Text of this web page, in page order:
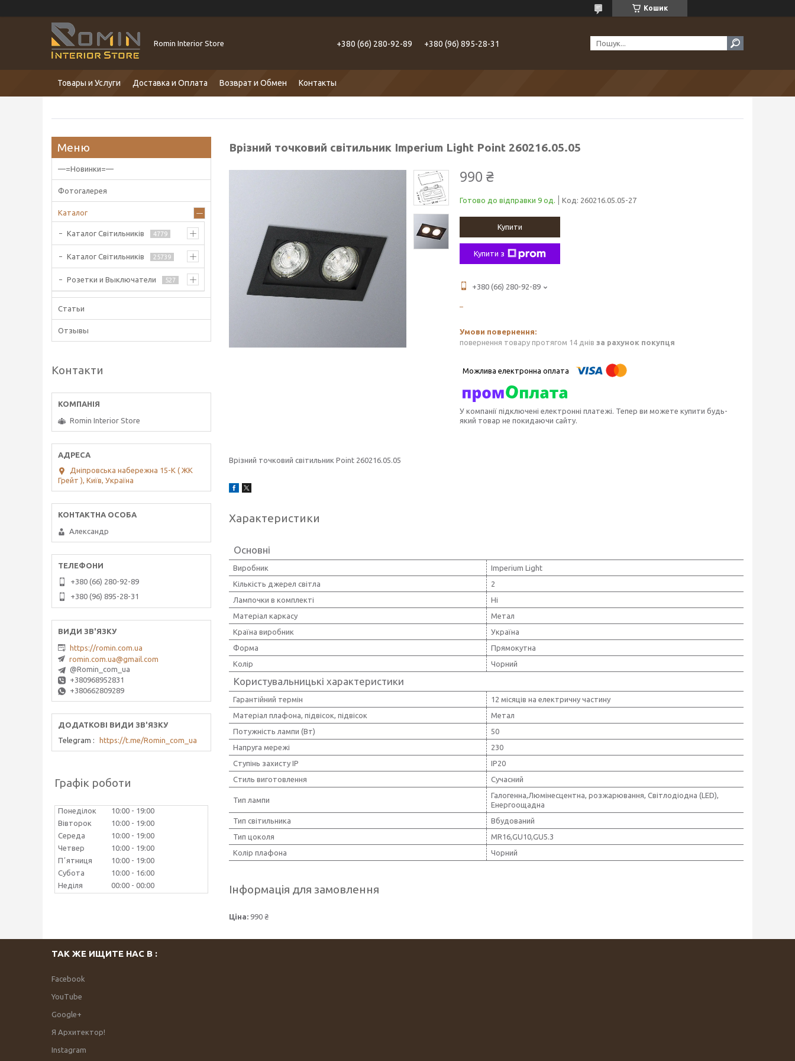
Кошик
Romin Interior Store +380 (66) 280-92-89 +380 (96) 895-28-31
Товары и Услуги Доставка и Оплата Возврат и Обмен Контакты
Врізний точковий світильник Imperium Light Point 260216.05.05
990 ₴
Готово до відправки 9 од. Код: 260216.05.05-27
Купити
Купити з
+380 (66) 280-92-89
повернення товару протягом 14 днів за рахунок покупця
У компанії підключені електронні платежі. Тепер ви можете купити будь-
який товар не покидаючи сайту.
Врізний точковий світильник Point 260216.05.05
Характеристики
Основні
Виробник
Imperium Light
Кількість джерел світла
2
Лампочки в комплекті
Ні
Матеріал каркасу
Метал
Країна виробник
Україна
Форма
Прямокутна
Колір
Чорний
Користувальницькі характеристики
Гарантійний термін
12 місяців на електричну частину
Матеріал плафона, підвісок, підвісок
Метал
Потужність лампи (Вт)
50
Напруга мережі
230
Ступінь захисту IP
IP20
Стиль виготовлення
Сучасний
Тип лампи
Галогенна,Люмінесцентна, розжарювання, Світлодіодна (LED),
Енергоощадна
Тип світильника
Вбудований
Тип цоколя
MR16,GU10,GU5.3
Колір плафона
Чорний
Інформація для замовлення
Ціна: 990 ₴
—=Новинки=—
Фотогалерея
Каталог
Каталог Світильників 4779
Каталог Світильників 25739
Розетки и Выключатели 527
Статьи
Отзывы
Контакти
Romin Interior Store
Дніпровська набережна 15-К ( ЖК
Грейт ), Київ, Україна
Александр
+380 (66) 280-92-89
+380 (96) 895-28-31
https://romin.com.ua
romin.com.ua@gmail.com
@Romin_com_ua
+380968952831
+380662809289
Telegram https://t.me/Romin_com_ua
Графік роботи
Понеділок 10:00
19:00
Вівторок
10:00
19:00
Середа
10:00
19:00
Четвер
10:00
19:00
Пʼятниця
10:00
19:00
Субота
10:00
16:00
Неділя
00:00 00:00
ТАК ЖЕ ИЩИТЕ НАС В :
Facebook
YouTube
Google+
Я Архитектор!
Instagram